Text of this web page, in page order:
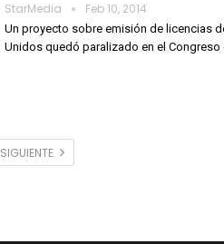
StarMedia Feb 10, 2014
Un proyecto sobre emisión de licencias
Unidos quedó paralizado en el Congreso
SIGUIENTE